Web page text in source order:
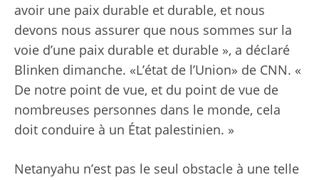
avoir une paix durable et durable, et nous
devons nous assurer que nous sommes sur la
voie d’une paix durable et durable », a déclaré
Blinken dimanche. «L’état de l’Union» de CNN. «
De notre point de vue, et du point de vue de
nombreuses personnes dans le monde, cela
doit conduire à un État palestinien. »
Netanyahu n’est pas le seul obstacle à une telle